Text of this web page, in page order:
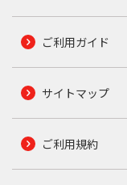
ご利用ガイド
サイトマップ
ご利用規約